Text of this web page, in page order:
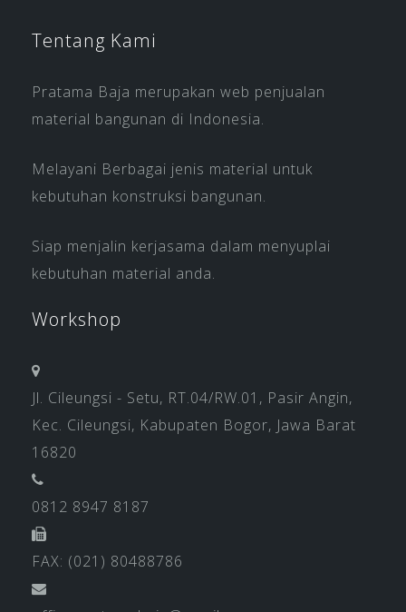
Tentang Kami
Pratama Baja merupakan web penjualan
material bangunan di Indonesia.
Melayani Berbagai jenis material untuk
kebutuhan konstruksi bangunan.
Siap menjalin kerjasama dalam menyuplai
kebutuhan material anda.
Workshop
Jl. Cileungsi - Setu, RT.04/RW.01, Pasir Angin,
Kec. Cileungsi, Kabupaten Bogor, Jawa Barat
16820
0812 8947 8187
FAX: (021) 80488786